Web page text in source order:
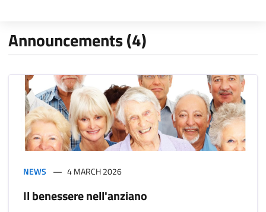
Announcements (4)
NEWS 4 MARCH 2026
Il benessere nell'anziano